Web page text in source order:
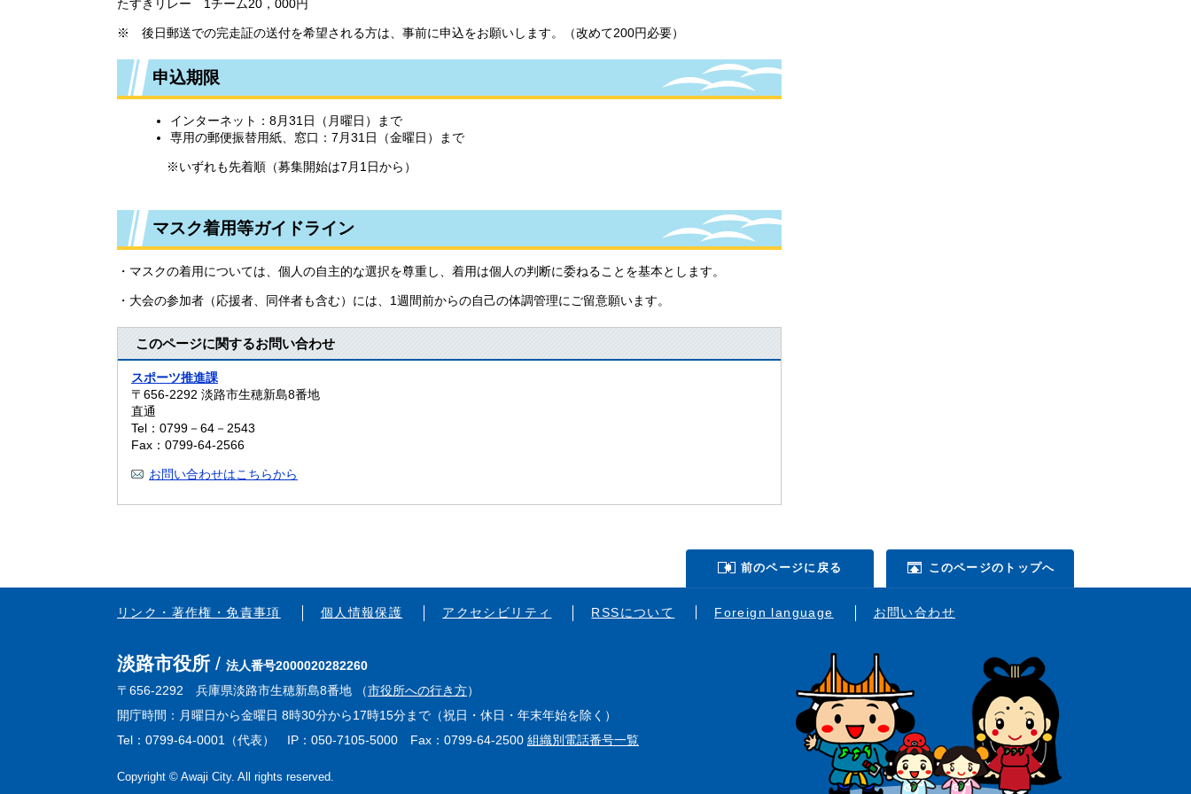
たすきリレー 1チーム20，000円
※ 後日郵送での完走証の送付を希望される方は、事前に申込をお願いします。（改めて200円必要）
申込期限
インターネット：8月31日（月曜日）まで
専用の郵便振替用紙、窓口：7月31日（金曜日）まで
※いずれも先着順（募集開始は7月1日から）
マスク着用等ガイドライン
・マスクの着用については、個人の自主的な選択を尊重し、着用は個人の判断に委ねることを基本とします。
・大会の参加者（応援者、同伴者も含む）には、1週間前からの自己の体調管理にご留意願います。
このページに関するお問い合わせ
スポーツ推進課
〒656-2292 淡路市生穂新島8番地
直通
Tel：0799－64－2543
Fax：0799-64-2566
お問い合わせはこちらから
前のページに戻る このページのトップへ
リンク・著作権・免責事項 個人情報保護 アクセシビリティ RSSについて Foreign language お問い合わせ
淡路市役所
法人番号2000020282260
〒656-2292 兵庫県淡路市生穂新島8番地 （市役所への行き方）
開庁時間：月曜日から金曜日 8時30分から17時15分まで（祝日・休日・年末年始を除く）
Tel：0799-64-0001（代表） IP：050-7105-5000 Fax：0799-64-2500 組織別電話番号一覧
Copyright © Awaji City. All rights reserved.